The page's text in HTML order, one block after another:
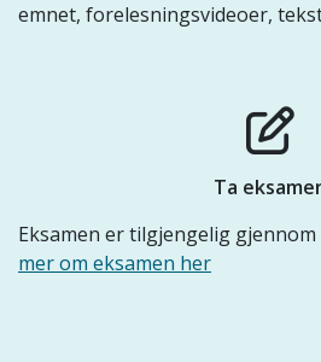
emnet, forelesningsvideoer,
Ta
Eksamen er tilgjengelig
mer om eksamen her